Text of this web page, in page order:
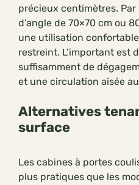
précieux centimètres.
d’angle de 70×70 cm ou
une utilisation
restreint. L’important est
suffisamment de
et une circulation aisée
Alternatives
surface
Les cabines à portes
plus pratiques que les